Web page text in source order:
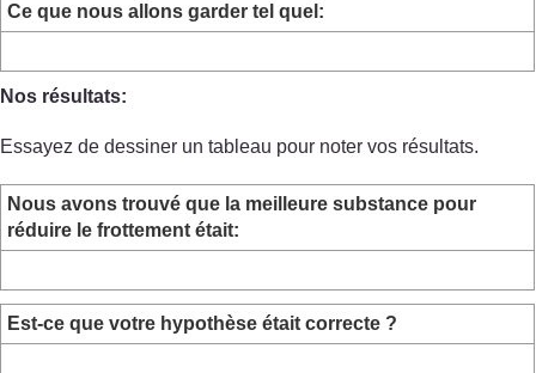
Ce que nous allons garder tel quel:
Nos résultats:
Essayez de dessiner un tableau pour noter vos résultats.
Nous avons trouvé que la meilleure substance pour
réduire le frottement était:
Est-ce que votre hypothèse était correcte ?